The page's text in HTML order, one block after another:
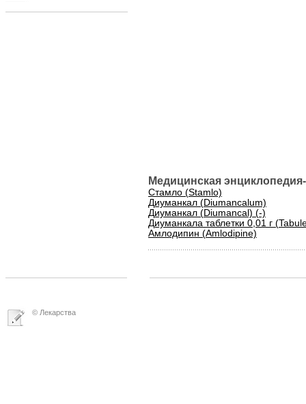
Медицинская
Стамло (Stamlo)
Диуманкал (Diumancalum)
Диуманкал (Diumancal) (-)
Диуманкала таблетки 0,01 г
Амлодипин (Amlodipine)
© Лекарства